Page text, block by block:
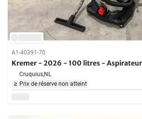
A1-40391-70
Kremer - 2026 - 100 litres -
Cruquius,NL
Prix de réserve non atteint